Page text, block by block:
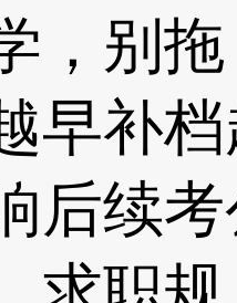
，别拖
早补档
后续考